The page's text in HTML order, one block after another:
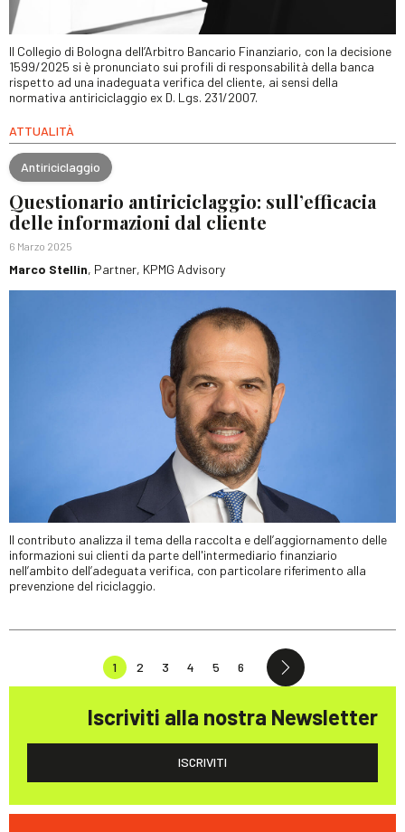
Il Collegio di Bologna dell’Arbitro Bancario Finanziario, con la decisione
1599/2025 si è pronunciato sui profili di responsabilità della banca
rispetto ad una inadeguata verifica del cliente, ai sensi della
normativa antiriciclaggio ex D. Lgs. 231/2007.
ATTUALITÀ
Antiriciclaggio
Questionario antiriciclaggio: sull’efficacia
delle informazioni dal cliente
6 Marzo 2025
Marco Stellin, Partner, KPMG Advisory
Il contributo analizza il tema della raccolta e dell’aggiornamento delle
informazioni sui clienti da parte dell'intermediario finanziario
nell’ambito dell’adeguata verifica, con particolare riferimento alla
prevenzione del riciclaggio.
1 2 3 4 5 6
Iscriviti alla nostra Newsletter
ISCRIVITI